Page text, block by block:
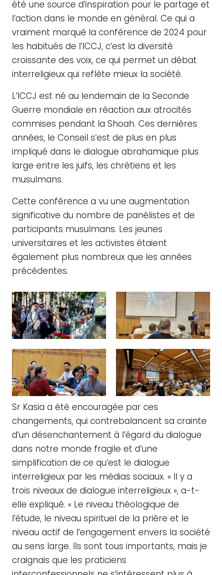
été une source d’inspiration pour le partage et
l’action dans le monde en général. Ce qui a
vraiment marqué la conférence de 2024 pour
les habitués de l’ICCJ, c’est la diversité
croissante des voix, ce qui permet un débat
interreligieux qui reflète mieux la société.
L’ICCJ est né au lendemain de la Seconde
Guerre mondiale en réaction aux atrocités
commises pendant la Shoah. Ces dernières
années, le Conseil s’est de plus en plus
impliqué dans le dialogue abrahamique plus
large entre les juifs, les chrétiens et les
musulmans.
Cette conférence a vu une augmentation
significative du nombre de panélistes et de
participants musulmans. Les jeunes
universitaires et les activistes étaient
également plus nombreux que les années
précédentes.
Sr Kasia a été encouragée par ces
changements, qui contrebalancent sa crainte
d’un désenchantement à l’égard du dialogue
dans notre monde fragile et d’une
simplification de ce qu’est le dialogue
interreligieux par les médias sociaux. « Il y a
trois niveaux de dialogue interreligieux », a-t-
elle expliqué. « Le niveau théologique de
l’étude, le niveau spirituel de la prière et le
niveau actif de l’engagement envers la société
au sens large. Ils sont tous importants, mais je
craignais que les praticiens